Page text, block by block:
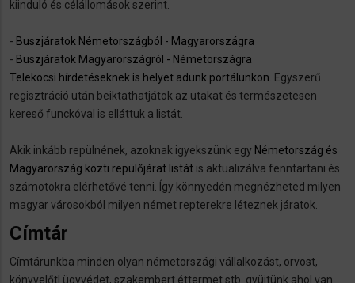
kiinduló és célállomások szerint.
- Buszjáratok Németországból - Magyarországra
- Buszjáratok Magyarországról - Németországra
Telekocsi hírdetéseknek is helyet adunk portálunkon . Egyszerű
regisztráció után beiktathatjátok az utakat és természetesen
kereső funckóval is elláttuk a listát.
Akik inkább repülnének, azoknak igyekszünk egy Németország és
Magyarország közti repülőjárat listát is aktualizálva fenntartani és
számotokra elérhetővé tenni. Így könnyedén megnézheted milyen
magyar városokból milyen német repterekre léteznek járatok.
Címtár
Címtárunkba minden olyan németországi vállalkozást, orvost,
könyvelőtl ügyvédet, szakembert éttermet stb. gyüjtünk ahol van